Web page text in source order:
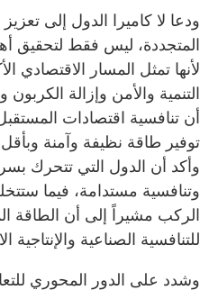
ودعا لا كاميرا الدول إلى تعزيز
المتجددة، ليس فقط لتحقيق
لأنها تمثل المسار الاقتصادي
التنمية والأمن وإزالة
أن تنافسية اقتصادات
توفير طاقة نظيفة وآمنة
وأكد أن الدول التي تتحرك
وتنافسية مستدامة، فيما
الركب مشيراً إلى أن الطاقة
للتنافسية الصناعية والإنتاجية
وشدد على الدور المحوري